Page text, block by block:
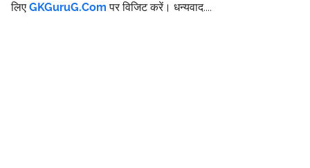
लिए GKGuruG.Com पर विजिट करें । धन्यवाद....